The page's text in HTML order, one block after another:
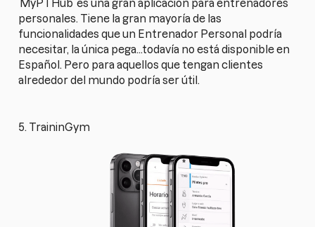
MyPTHub es una gran aplicación para entrenadores
personales. Tiene la gran mayoría de las
funcionalidades que un Entrenador Personal podría
necesitar, la única pega...todavía no está disponible en
Español. Pero para aquellos que tengan clientes
alrededor del mundo podría ser útil.
5. TraininGym